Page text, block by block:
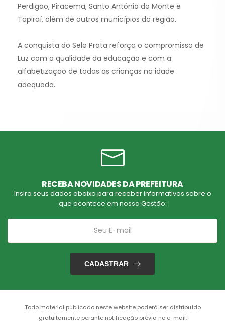
Perdigão, Piracema, Santo Antônio do Monte e
Tapiraí, além de outros municípios da região.
A conquista do Selo Prata reforça o compromisso de
Luz com a qualidade da educação e com a
alfabetização de todas as crianças na idade
adequada.
RECEBA NOVIDADES DA PREFEITURA
Insira seus dados abaixo para receber informativos sobre o
que acontece em nossa Gestão:
CADASTRAR
Todo material publicado neste website poderá ser distribuído
gratuitamente perante notificação prévia no e-mail: